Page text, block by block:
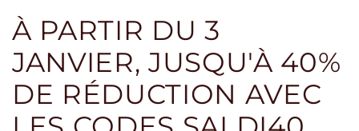
À PARTIR DU 3
JANVIER, JUSQU'À 40%
DE RÉDUCTION AVEC